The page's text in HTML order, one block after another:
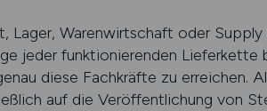
Lager, Warenwirtschaft oder
jeder funktionierenden
diese Fachkräfte zu erreichen.
auf die Veröffentlichung von